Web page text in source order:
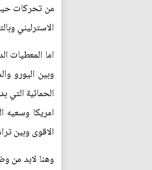
من تحركات حيث
الاسترليني
اما المعطيات
وبين اليورو
الحمائية التي
امريكا وسعيه
الاقوى وبين
وهنا لابد من